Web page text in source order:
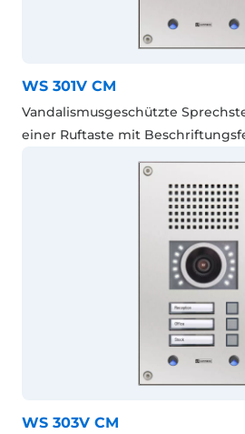
WS 301V CM
Vandalismusgeschützte
einer Ruftaste mit
WS 303V CM